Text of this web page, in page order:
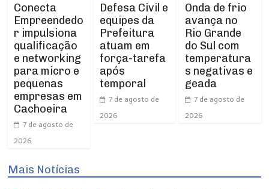
Conecta
Empreendedo
r impulsiona
qualificação
e networking
para micro e
pequenas
empresas em
Cachoeira
7 de agosto de
2026
Defesa Civil e
equipes da
Prefeitura
atuam em
força-tarefa
após
temporal
7 de agosto de
2026
Onda de frio
avança no
Rio Grande
do Sul com
temperatura
s negativas e
geada
7 de agosto de
2026
Mais Notícias